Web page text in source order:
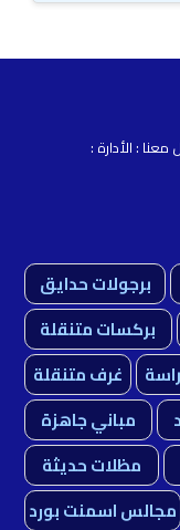
: الأدارة :
برجولات حدايق
بركسات متنقلة
غرف متنقلة
مباني جاهزة
مظلات حديثة
مجالس اسمنت بورد